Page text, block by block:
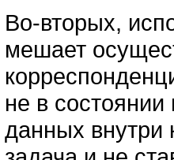
Во-вторых,
мешает
не в
данных внутри